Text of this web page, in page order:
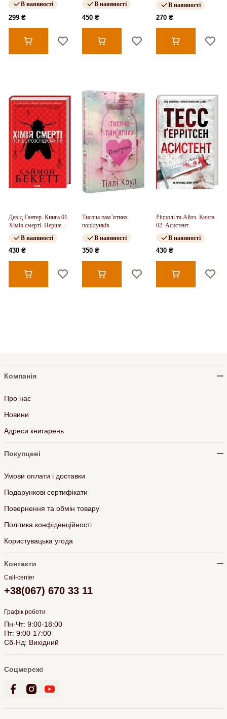
В наявності
299 ₴
В наявності
450 ₴
В наявності
270 ₴
Девід Гантер. Книга 01.
Хімія смерті. Перше
розслідування
В наявності
430 ₴
Тисяча пам’ятних
поцілунків
В наявності
350 ₴
Ріццолі та Айлз. Книга
02. Асистент
В наявності
430 ₴
Компанія
Про нас
Новини
Адреси книгарень
Покупцеві
Умови оплати і доставки
Подарункові сертифікати
Повернення та обмін товару
Політика конфіденційності
Користувацька угода
Контакти
Call-center
+38(067) 670 33 11
Графік роботи
Пн-Чт: 9:00-18:00
Пт: 9:00-17:00
Сб-Нд: Вихідний
Соцмережі